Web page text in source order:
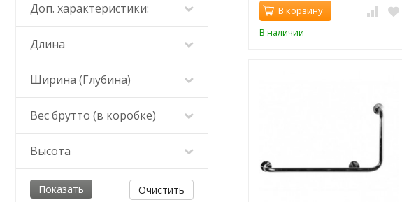
В корзину
В наличии
Доп. характеристики:
Длина
Ширина (Глубина)
Вес брутто (в коробке)
Высота
Очистить